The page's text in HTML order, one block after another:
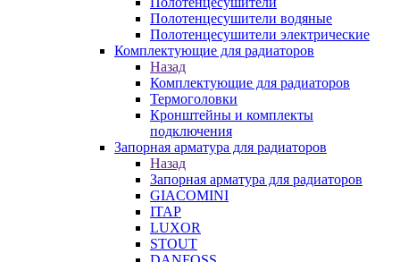
Полотенцесушители водяные
Полотенцесушители электрические
Комплектующие для радиаторов
Назад
Комплектующие для радиаторов
Термоголовки
Кронштейны и комплекты
подключения
Запорная арматура для радиаторов
Назад
Запорная арматура для радиаторов
GIACOMINI
ITAP
LUXOR
STOUT